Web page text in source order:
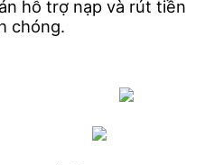
hỗ trợ nạp và rút tiền
chóng.